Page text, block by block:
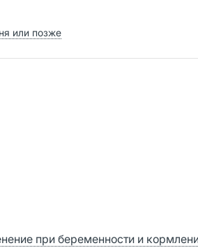
или позже
при беременности и